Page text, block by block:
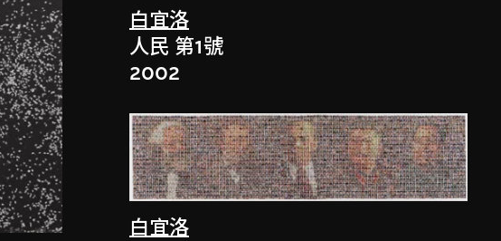
白宜洛
人民 第1號
2002
白宜洛